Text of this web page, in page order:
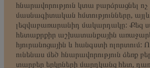
հնարավորություն կտա բարձրացնել ոչ
մասնագիտական հմտությունները, այլև
լեզվաբառարանիդ մակարդակը: Քեզ
հետաքրքիր աշխատանքային
հյուրանոցային և հանգստի ոլորտում:
ունենաս մեծ հնարավորություն ձեռք
տարբեր երկրների մարդկանց հետ,